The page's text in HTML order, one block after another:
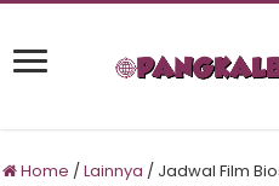
Home /Lainnya / Jadwal Film